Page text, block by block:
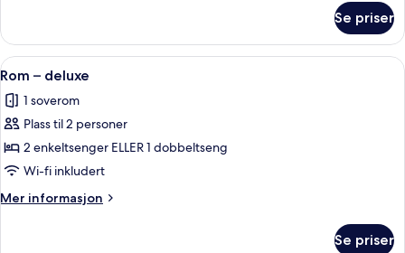
–
superior,
balkong
Se priser
Åpne
alle
bildene
av
Rom
–
deluxe
Rom – deluxe | Safe på rommet,
10
Rom – deluxe
1 soverom
Plass til 2 personer
2 enkeltsenger ELLER 1 dobbeltseng
Wi-fi inkludert
Mer informasjon
Mer
Se priser